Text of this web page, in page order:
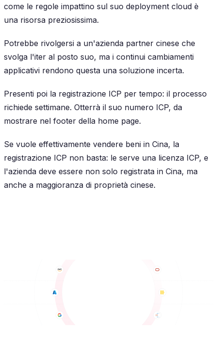
come le regole impattino sul suo deployment cloud è
una risorsa preziosissima.
Potrebbe rivolgersi a un'azienda partner cinese che
svolga l'iter al posto suo, ma i continui cambiamenti
applicativi rendono questa una soluzione incerta.
Presenti poi la registrazione ICP per tempo: il processo
richiede settimane. Otterrà il suo numero ICP, da
mostrare nel footer della home page.
Se vuole effettivamente vendere beni in Cina, la
registrazione ICP non basta: le serve una licenza ICP, e
l'azienda deve essere non solo registrata in Cina, ma
anche a maggioranza di proprietà cinese.